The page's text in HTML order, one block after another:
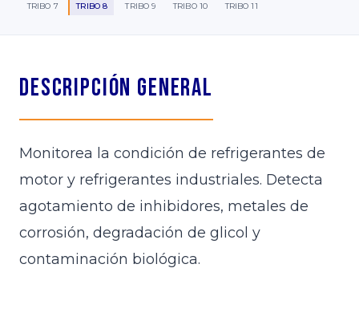
TRIBO 7 TRIBO 8 TRIBO 9 TRIBO 10 TRIBO 11
Descripción General
Monitorea la condición de refrigerantes de
motor y refrigerantes industriales. Detecta
agotamiento de inhibidores, metales de
corrosión, degradación de glicol y
contaminación biológica.